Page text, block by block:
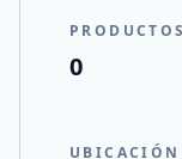
0
UBICACIÓN